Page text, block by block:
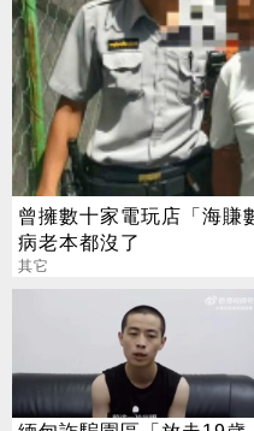
曾擁數十家電玩店「海賺
病老本都沒了
其它